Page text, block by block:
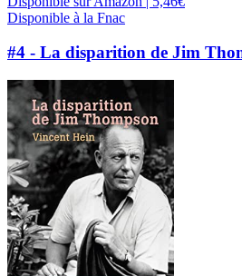
Disponible à la Fnac
#4 - La disparition de Jim